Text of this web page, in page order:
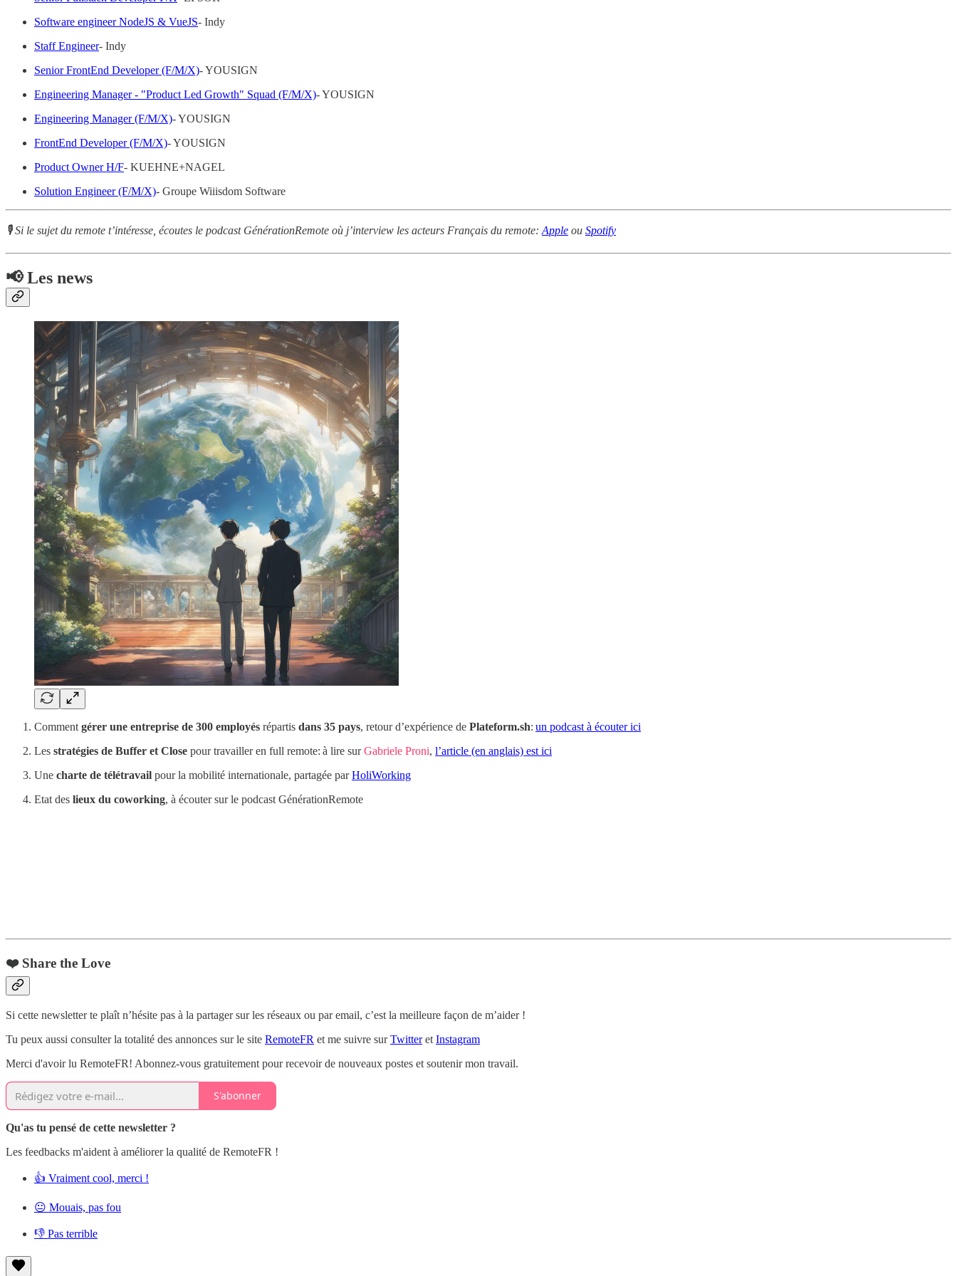
Software engineer NodeJS & VueJS- Indy
Staff Engineer- Indy
Senior FrontEnd Developer (F/M/X)- YOUSIGN
Engineering Manager - "Product Led Growth" Squad (F/M/X)- YOUSIGN
Engineering Manager (F/M/X)- YOUSIGN
FrontEnd Developer (F/M/X)- YOUSIGN
Product Owner H/F- KUEHNE+NAGEL
Solution Engineer (F/M/X)- Groupe Wiiisdom Software
🎙 Si le sujet du remote t’intéresse, écoutes le podcast GénérationRemote où j’interview les acteurs Français du remote: Apple ou Spotify
📢 Les news
Comment gérer une entreprise de 300 employés répartis dans 35 pays, retour d’expérience de Plateform.sh: un podcast à écouter ici
Les stratégies de Buffer et Close pour travailler en full remote: à lire surGabriele Proni, l’article (en anglais) est ici
Une charte de télétravail pour la mobilité internationale, partagée parHoliWorking
Etat des lieux du coworking, à écouter sur le podcast GénérationRemote
❤️ Share the Love
Si cette newsletter te plaît n’hésite pas à la partager sur les réseaux ou par email, c’est la meilleure façon de m’aider !
Tu peux aussi consulter la totalité des annonces sur le site RemoteFR et me suivre surTwitteret Instagram
Merci d'avoir lu RemoteFR! Abonnez-vous gratuitement pour recevoir de nouveaux postes et soutenir mon travail.
S'abonner
Qu'as tu pensé de cette newsletter ?
Les feedbacks m'aident à améliorer la qualité de RemoteFR !
👍 Vraiment cool, merci !
😐 Mouais, pas fou
👎 Pas terrible